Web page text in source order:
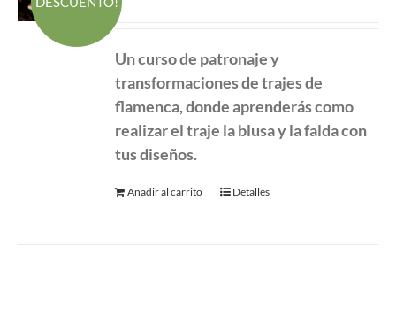
era:
290.00 €.
es:
190.00 €.
Un curso de patronaje y
transformaciones detrajes de
flamenca, donde aprenderás como
realizar el traje la blusa y la falda con
tus diseños.
Añadir al carrito Detalles